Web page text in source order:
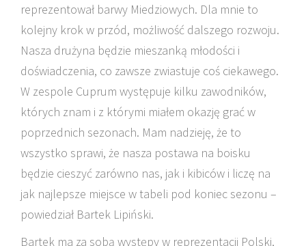
reprezentował barwy Miedziowych. Dla mnie to
kolejny krok w przód, możliwość dalszego rozwoju.
Nasza drużyna będzie mieszanką młodości i
doświadczenia, co zawsze zwiastuje coś ciekawego.
W zespole Cuprum występuje kilku zawodników,
których znam i z którymi miałem okazję grać w
poprzednich sezonach. Mam nadzieję, że to
wszystko sprawi, że nasza postawa na boisku
będzie cieszyć zarówno nas, jak i kibiców i liczę na
jak najlepsze miejsce w tabeli pod koniec sezonu –
powiedział Bartek Lipiński.
Bartek ma za sobą występy w reprezentacji Polski,